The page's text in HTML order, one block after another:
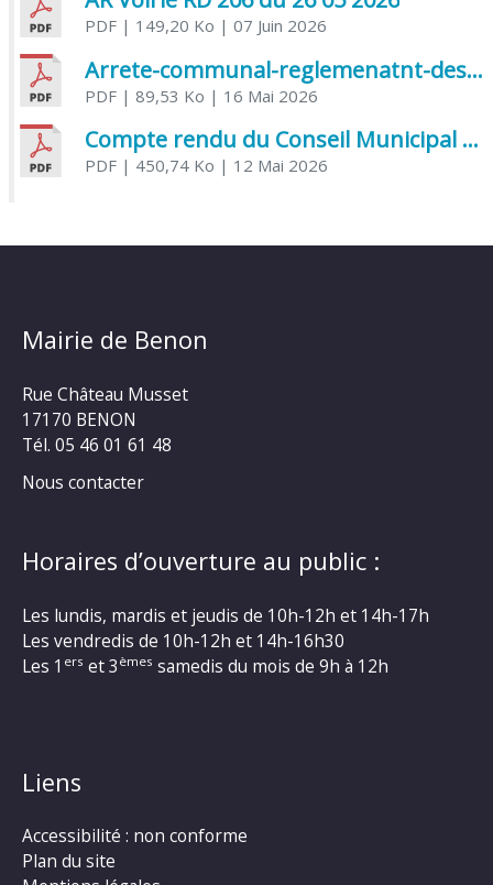
PDF| 149,20 Ko | 07 Juin 2026
Arrete-communal-reglemenatnt-des-bruits-de-voisinage-et-des-activites-bruyantes
PDF| 89,53 Ko | 16 Mai 2026
Compte rendu du Conseil Municipal du 06 mai 2026
PDF| 450,74 Ko | 12 Mai 2026
Mairie de Benon
Rue Château Musset
17170 BENON
Tél. 05 46 01 61 48
Nous contacter
Horaires d’ouverture au public :
Les lundis, mardis et jeudis de 10h-12h et 14h-17h
Les vendredis de 10h-12h et 14h-16h30
Les 1 ers et 3 èmes samedis du mois de 9h à 12h
Liens
Accessibilité : non conforme
Plan du site